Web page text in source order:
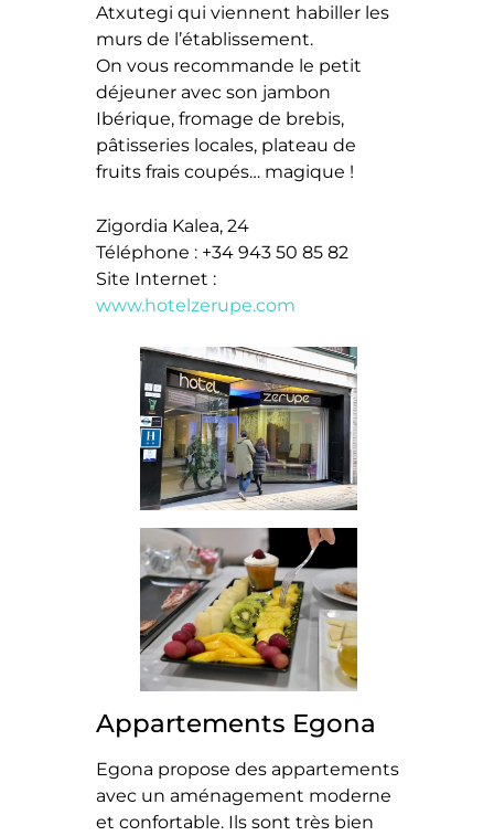
Atxutegi qui viennent habiller les
murs de l’établissement.
On vous recommande le petit
déjeuner avec son jambon
Ibérique, fromage de brebis,
pâtisseries locales, plateau de
fruits frais coupés… magique !
Zigordia Kalea, 24
Téléphone : +34 943 50 85 82
Site Internet :
www.hotelzerupe.com
Appartements Egona
Egona propose des appartements
avec un aménagement moderne
et confortable. Ils sont très bien